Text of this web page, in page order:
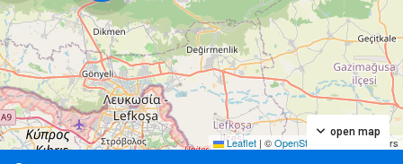
Leaflet | ©OpenStreetMap contributors
open map